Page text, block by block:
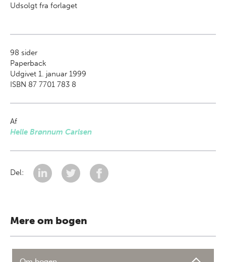
Udsolgt fra forlaget
98 sider
Paperback
Udgivet 1. januar 1999
ISBN 87 7701 783 8
Af
Helle Brønnum Carlsen
Del:
Mere om bogen